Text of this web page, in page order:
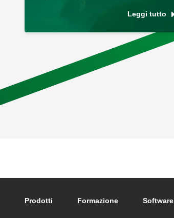
Leggi tutto
Footer main navigation
Prodotti Formazione Software